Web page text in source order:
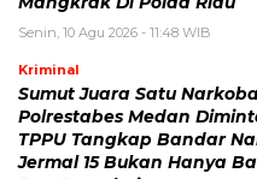
Senin, 10 Agu 2026 - 11:48 WIB
Kriminal
Sumut Juara Satu
Polrestabes Medan
TPPU Tangkap Bandar
Jermal 15 Bukan Hanya